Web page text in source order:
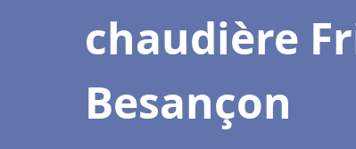
chaudière
Besançon